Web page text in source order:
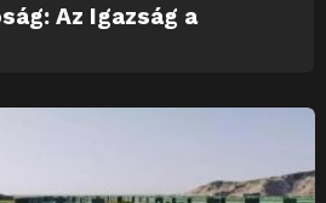
Az Igazság a